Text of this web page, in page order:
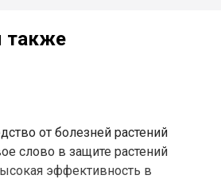
также
от болезней растений
слово в защите растений
эффективность в